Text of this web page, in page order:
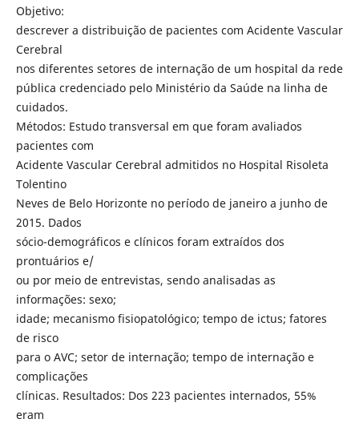
Objetivo:
descrever a distribuição de pacientes com Acidente Vascular
Cerebral
nos diferentes setores de internação de um hospital da rede
pública credenciado pelo Ministério da Saúde na linha de
cuidados.
Métodos: Estudo transversal em que foram avaliados
pacientes com
Acidente Vascular Cerebral admitidos no Hospital Risoleta
Tolentino
Neves de Belo Horizonte no período de janeiro a junho de
2015. Dados
sócio-demográficos e clínicos foram extraídos dos
prontuários e/
ou por meio de entrevistas, sendo analisadas as
informações: sexo;
idade; mecanismo fisiopatológico; tempo de ictus; fatores
de risco
para o AVC; setor de internação; tempo de internação e
complicações
clínicas. Resultados: Dos 223 pacientes internados, 55%
eram